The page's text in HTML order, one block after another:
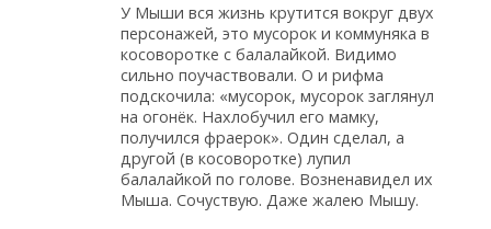
У Мыши вся жизнь крутится вокруг двух
персонажей, это мусорок и коммуняка в
косоворотке с балалайкой. Видимо
сильно поучаствовали. О и рифма
подскочила: «мусорок, мусорок заглянул
на огонёк. Нахлобучил его мамку,
получился фраерок». Один сделал, а
другой (в косоворотке) лупил
балалайкой по голове. Возненавидел их
Мыша. Сочуствую. Даже жалею Мышу.